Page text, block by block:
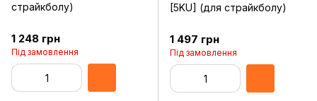
страйкболу)
1 248 грн
Під замовлення
[5KU] (для страйкболу)
1 497 грн
Під замовлення